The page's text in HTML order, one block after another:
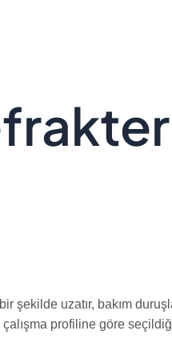
uzatır, bakım
profiline göre